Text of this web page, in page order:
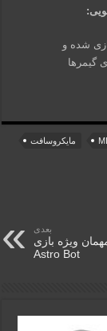
شده و
گیمرها
مایکروسافت
بعدی
مهمان ویژه بازی
Astro Bot